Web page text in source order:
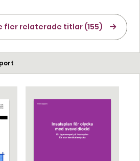
fler relaterade titlar (155)